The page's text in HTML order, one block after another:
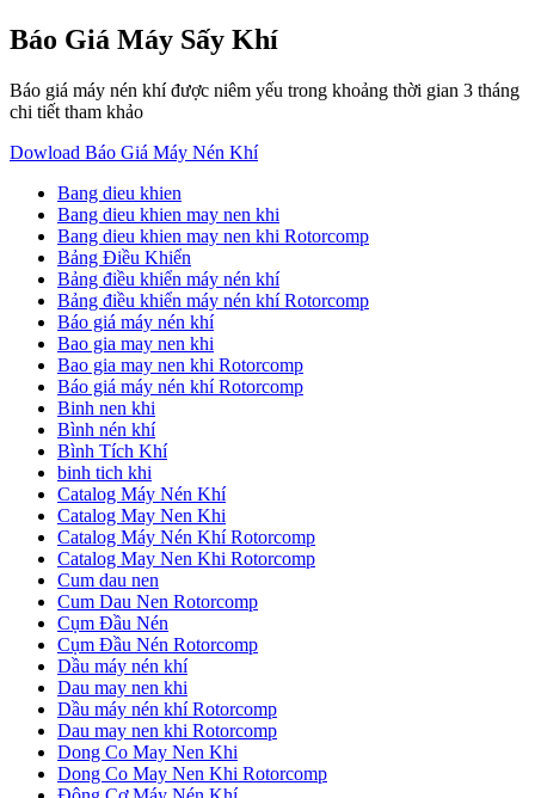
Báo Giá Máy Sấy Khí
Báo giá máy nén khí được niêm yếu trong khoảng thời gian 3 tháng
chi tiết tham khảo
Dowload Báo Giá Máy Nén Khí
Bang dieu khien
Bang dieu khien may nen khi
Bang dieu khien may nen khi Rotorcomp
Bảng Điều Khiển
Bảng điều khiển máy nén khí
Bảng điều khiển máy nén khí Rotorcomp
Báo giá máy nén khí
Bao gia may nen khi
Bao gia may nen khi Rotorcomp
Báo giá máy nén khí Rotorcomp
Binh nen khi
Bình nén khí
Bình Tích Khí
binh tich khi
Catalog Máy Nén Khí
Catalog May Nen Khi
Catalog Máy Nén Khí Rotorcomp
Catalog May Nen Khi Rotorcomp
Cum dau nen
Cum Dau Nen Rotorcomp
Cụm Đầu Nén
Cụm Đầu Nén Rotorcomp
Dầu máy nén khí
Dau may nen khi
Dầu máy nén khí Rotorcomp
Dau may nen khi Rotorcomp
Dong Co May Nen Khi
Dong Co May Nen Khi Rotorcomp